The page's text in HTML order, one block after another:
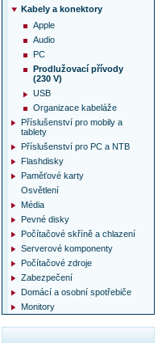
Kabely a konektory
Apple
Audio
PC
Prodlužovací přívody
(230 V)
USB
Organizace kabeláže
Příslušenství pro mobily a
tablety
Příslušenství pro PC a NTB
Flashdisky
Paměťové karty
Osvětlení
Média
Pevné disky
Počítačové skříně a chlazení
Serverové komponenty
Počítačové zdroje
Zabezpečení
Domácí a osobní spotřebiče
Monitory